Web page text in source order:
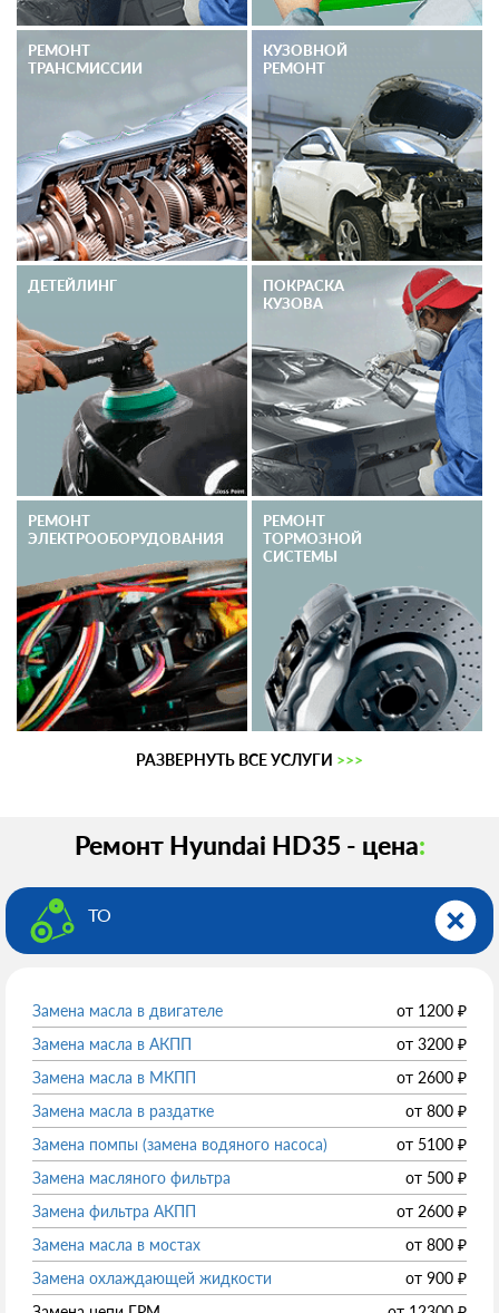
РЕМОНТ
ТРАНСМИССИИ
КУЗОВНОЙ
РЕМОНТ
ДЕТЕЙЛИНГ
ПОКРАСКА
КУЗОВА
РЕМОНТ
ЭЛЕКТРО­ОБОРУДОВАНИЯ
РЕМОНТ
ТОРМОЗНОЙ
СИСТЕМЫ
РАЗВЕРНУТЬ ВСЕ УСЛУГИ >>>
Ремонт Hyundai HD35 - цена:
ТО
Замена масла в двигателе от 1200 ₽
Замена масла в АКПП
от 3200 ₽
Замена масла в МКПП
от 2600 ₽
Замена масла в раздатке
от 800 ₽
Замена помпы (замена водяного насоса)
от 5100 ₽
Замена масляного фильтра
от 500 ₽
Замена фильтра АКПП
от 2600 ₽
Замена масла в мостах
от 800 ₽
Замена охлаждающей жидкости
от 900 ₽